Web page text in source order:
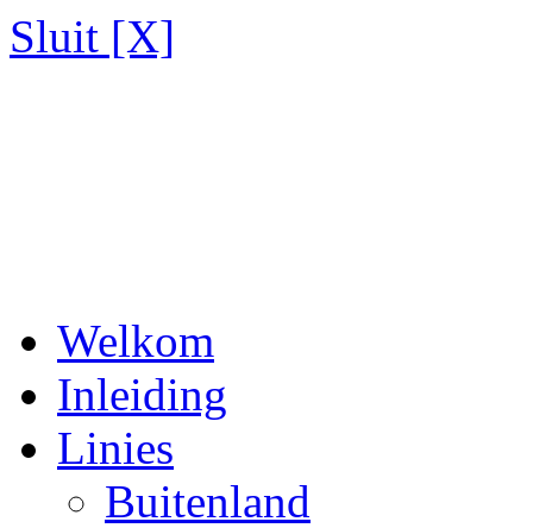
Sluit [X]
Welkom
Inleiding
Linies
Buitenland